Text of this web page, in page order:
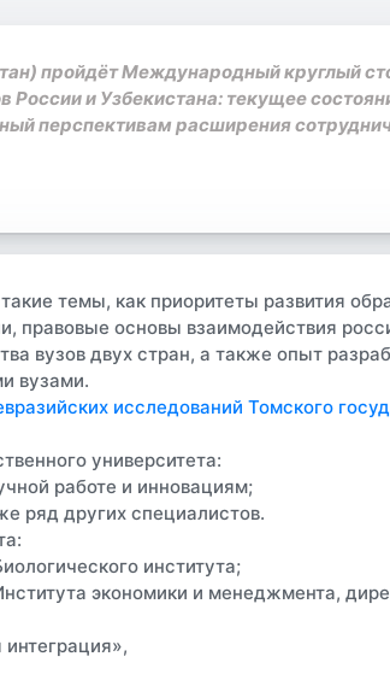
пройдёт Международный круглый
России и Узбекистана: текущее
перспективам расширения
темы, как приоритеты развития
правовые основы взаимодействия
вузов двух стран, а также опыт
вузами.
исследований Томского
университета:
работе и инновациям;
ряд других специалистов.
института;
экономики и менеджмента,